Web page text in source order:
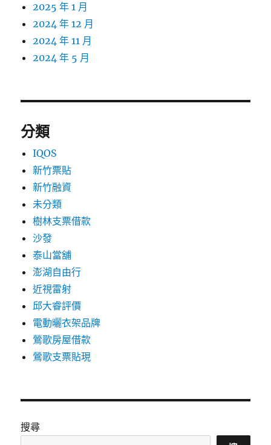
2025 年 1 月
2024 年 12 月
2024 年 11 月
2024 年 5 月
分類
IQOS
新竹票貼
新竹融資
未分類
樹林支票借款
沙發
泰山當舖
澎湖自由行
近視雷射
邱大睿評價
電動曬衣架品牌
鶯歌房屋借款
鶯歌支票貼現
搜尋